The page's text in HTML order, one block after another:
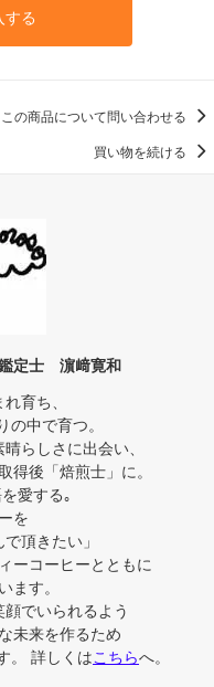
する
この商品について問い合わせる
買い物を続ける
定士 濵﨑寛和
育ち、
中で育つ。
らしさに出会い、
得後「焙煎士」に。
愛する｡
を
頂きたい」
ーコーヒーとともに
ます。
でいられるよう
未来を作るため
。 詳しくはこちらへ。